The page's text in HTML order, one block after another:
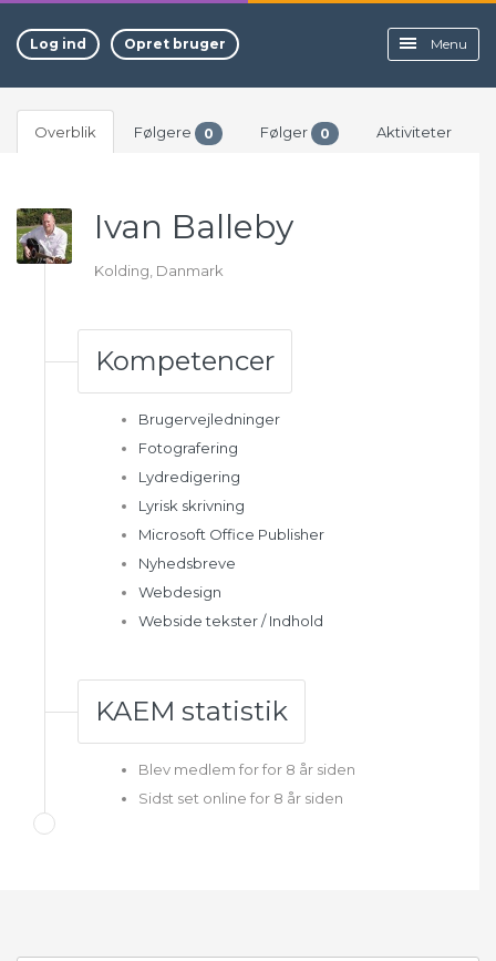
Log ind Opret bruger Menu
Overblik Følgere 0 Følger 0 Aktiviteter
Ivan Balleby
Kolding, Danmark
Kompetencer
Brugervejledninger
Fotografering
Lydredigering
Lyrisk skrivning
Microsoft Office Publisher
Nyhedsbreve
Webdesign
Webside tekster / Indhold
KAEM statistik
Blev medlem for for 8 år siden
Sidst set online for 8 år siden